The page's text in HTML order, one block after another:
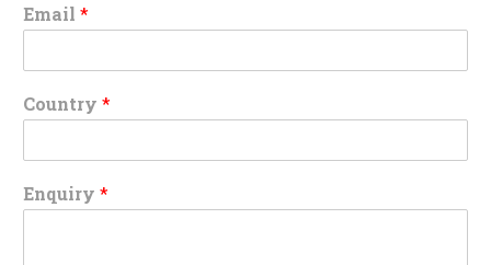
Email *
Country *
Enquiry *